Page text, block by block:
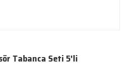
Tabanca Seti 5'li